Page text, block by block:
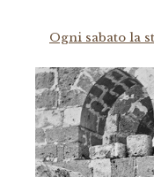
Ogni sabato la